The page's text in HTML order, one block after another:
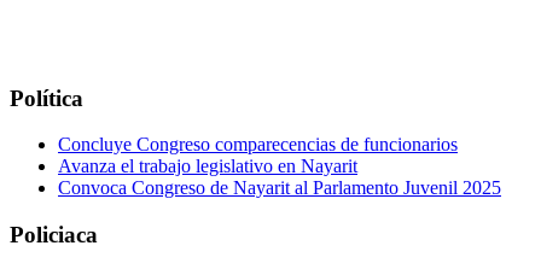
Política
Concluye Congreso comparecencias de funcionarios
Avanza el trabajo legislativo en Nayarit
Convoca Congreso de Nayarit al Parlamento Juvenil 2025
Policiaca